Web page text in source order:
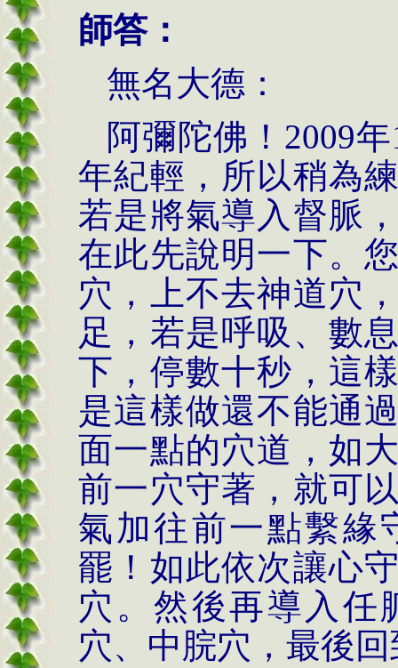
師答：
無名大德：
阿彌陀佛！ 2009年
年紀輕，所以稍為
若是將氣導入督脈
在此先說明一下。
穴，上不去神道穴
足，若是呼吸、數
下，停數十秒，這
是這樣做還不能通
面一點的穴道，如
前一穴守著，就可
氣加往前一點繫緣
罷！ 如此依次讓心
穴。然後再導入任
穴、中脘穴，最後